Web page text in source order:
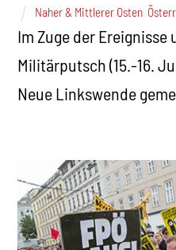
Naher & Mittlerer Osten
Im Zuge der
Militärputsch (15.-16.
Neue Linkswende